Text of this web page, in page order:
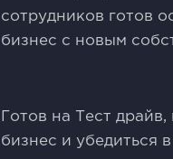
сотрудников готов
бизнес с новым
Готов на Тест
бизнес и убедиться